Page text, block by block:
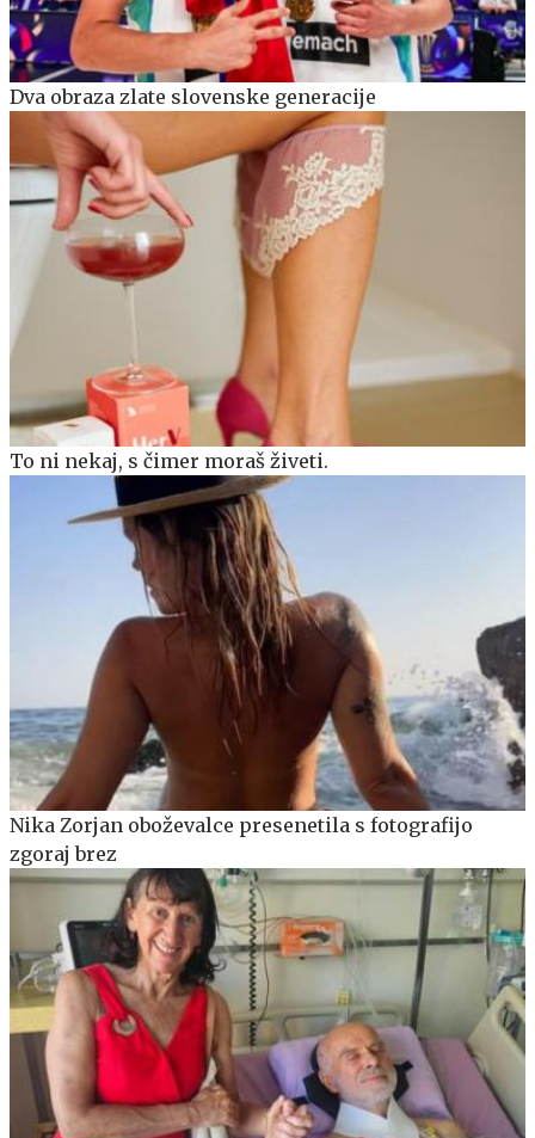
Dva obraza zlate slovenske generacije
To ni nekaj, s čimer moraš živeti.
Nika Zorjan oboževalce presenetila s fotografijo
zgoraj brez